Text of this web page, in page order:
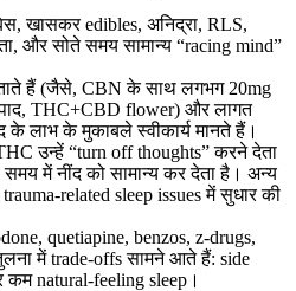
खासकर edibles, अनिद्रा, RLS,
और सोते समय सामान्य “racing mind”
हैं (जैसे, CBN के साथ लगभग 20mg
THC+CBD flower) और लागत
के लाभ के मुकाबले स्वीकार्य मानते हैं।
उन्हें “turn off thoughts” करने देता
में नींद को सामान्य कर देता है। अन्य
related sleep issues में सुधार की
quetiapine, benzos, z-drugs,
में trade-offs सामने आते हैं: side
कम natural-feeling sleep।